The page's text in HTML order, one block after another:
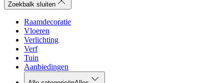
Zoekbalk sluiten
Raamdecoratie
Vloeren
Verlichting
Verf
Tuin
Aanbiedingen